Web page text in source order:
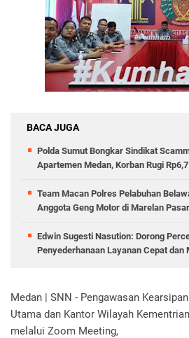
BACA JUGA
Polda Sumut Bongkar Sindikat
Apartemen Medan, Korban Rugi
Team Macan Polres Pelabuhan
Anggota Geng Motor di Marelan
Edwin Sugesti Nasution: Dorong
Penyederhanaan Layanan Cepat dan
Medan | SNN - Pengawasan
Utama dan Kantor Wilayah
melalui Zoom Meeting,